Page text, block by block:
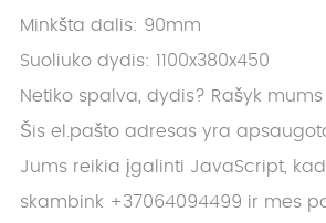
Minkšta dalis: 90mm
Suoliuko dydis: 1100x380x450
Netiko spalva, dydis? Rašyk
Šis el.pašto adresas yra
Jums reikia įgalinti JavaScript, kad
skambink +37064094499 ir mes